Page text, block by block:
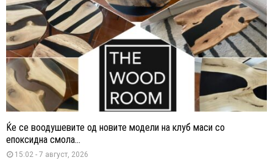
Ќе се воодушевите од новите модели на клуб маси со
епоксидна смола...
15:02 - 7 август, 2026